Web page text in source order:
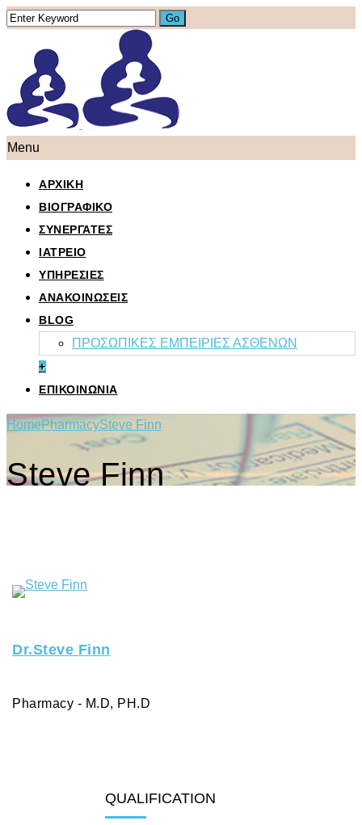
Menu
ΑΡΧΙΚΗ
ΒΙΟΓΡΑΦΙΚΟ
ΣΥΝΕΡΓΑΤΕΣ
ΙΑΤΡΕΙΟ
ΥΠΗΡΕΣΙΕΣ
ΑΝΑΚΟΙΝΩΣΕΙΣ
BLOG
ΠΡΟΣΩΠΙΚΕΣ ΕΜΠΕΙΡΙΕΣ ΑΣΘΕΝΩΝ
+
ΕΠΙΚΟΙΝΩΝΙΑ
HomePharmacySteve Finn
Steve Finn
Dr.Steve Finn
Pharmacy - M.D, PH.D
QUALIFICATION